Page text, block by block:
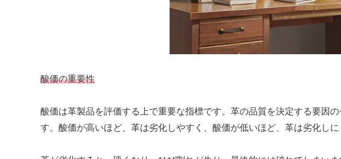
酸価の重要性
酸価は革製品を評価する上で重要な指標です。革の品質を決定する要因
す。酸価が高いほど、革は劣化しやすく、酸価が低いほど、革は劣化しに